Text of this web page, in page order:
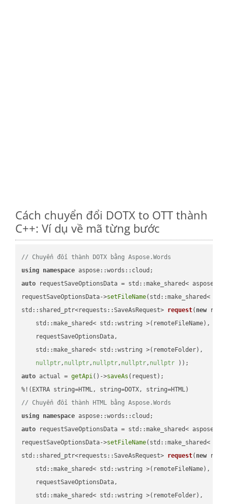
Cách chuyển đổi DOTX to OTT thành
C++: Ví dụ về mã từng bước
// Chuyển đổi thành DOTX bằng Aspose.Words
using namespace
auto requestSaveOptionsData = std::make_shared<
requestSaveOptionsData->setFileName(std::make_shared<
std::shared_ptr<requests::SaveAsRequest> request( new
    std::make_shared< std::wstring >(remoteFileName),
    requestSaveOptionsData,
    std::make_shared< std::wstring >(remoteFolder),
nullptr, nullptr, nullptr, nullptr, nullptr ))
auto actual = getApi()->saveAs (request);
// Chuyển đổi thành HTML bằng Aspose.Words
using namespace
auto requestSaveOptionsData = std::make_shared<
requestSaveOptionsData->setFileName(std::make_shared<
std::shared_ptr<requests::SaveAsRequest> request( new
    std::make_shared< std::wstring >(remoteFileName),
    requestSaveOptionsData,
    std::make_shared< std::wstring >(remoteFolder),